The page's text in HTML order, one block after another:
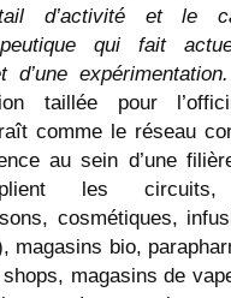
d’activité et le
qui fait
d’une expérimentation.
taillée pour
comme le réseau
au sein d’une
les
cosmétiques,
magasins bio,
magasins de